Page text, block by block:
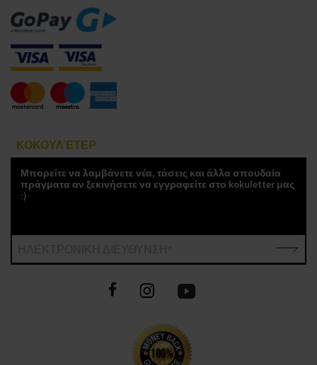
ΚΟΚΟΥΛΈΤΕΡ
Μπορείτε να λαμβάνετε νέα, τάσεις και άλλα σπουδαία
πράγματα αν ξεκινήσετε να εγγραφείτε στο kokuletter μας
:)